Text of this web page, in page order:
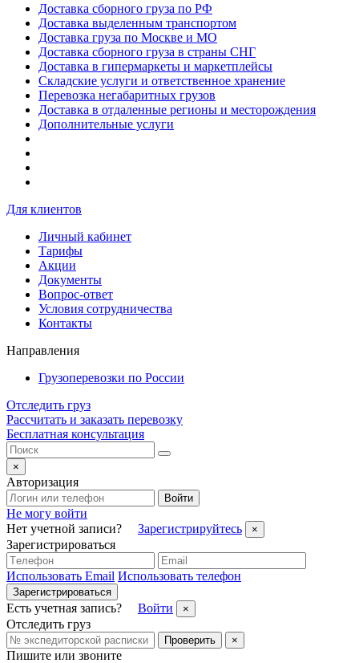
Доставка сборного груза по РФ
Доставка выделенным транспортом
Доставка груза по Москве и МО
Доставка сборного груза в страны СНГ
Доставка в гипермаркеты и маркетплейсы
Складские услуги и ответственное хранение
Перевозка негабаритных грузов
Доставка в отдаленные регионы и месторождения
Дополнительные услуги
Для клиентов
Личный кабинет
Тарифы
Акции
Документы
Вопрос-ответ
Условия сотрудничества
Контакты
Направления
Грузоперевозки по России
Отследить груз
Рассчитать и заказать перевозку
Бесплатная консультация
×
Авторизация
Войти
Не могу войти
Нет учетной записи?
Зарегистрируйтесь ×
Зарегистрироваться
Использовать Email Использовать телефон
Зарегистрироваться
Есть учетная запись? Войти ×
Отследить груз
Проверить ×
Пишите или звоните